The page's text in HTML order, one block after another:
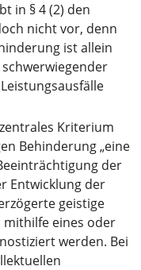
in § 4 (2) den
nicht vor, denn
ist allein
Kriterium
Behinderung „eine
der
Entwicklung der
geistige
mithilfe eines oder
werden. Bei